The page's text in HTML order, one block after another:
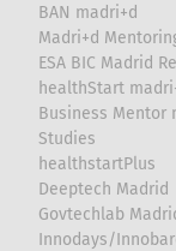
BAN madri+d
Madri+d
ESA BIC Madrid
healthStart
Business Mentor
Studies
healthstartPlus
Deeptech Madrid
Govtechlab
Innodays/